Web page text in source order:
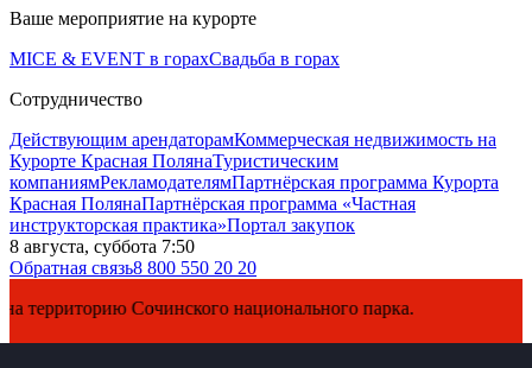
Ваше мероприятие на курорте
MICE & EVENT в горахСвадьба в горах
Сотрудничество
Действующим арендаторамКоммерческая недвижимость на
Курорте Красная ПолянаТуристическим
компаниямРекламодателямПартнёрская программа Курорта
Красная ПолянаПартнёрская программа «Частная
инструкторская практика»Портал закупок
8 августа, суббота 7:50
Обратная связь8 800 550 20 20
Сочинского национального парка.